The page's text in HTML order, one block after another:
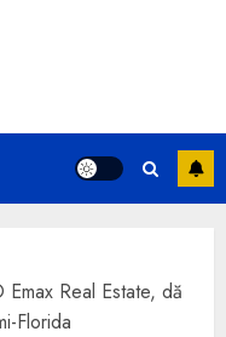
Real Estate, dă
Florida